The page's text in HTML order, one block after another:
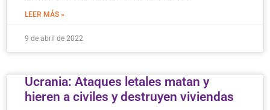
LEER MÁS »
9 de abril de 2022
Ucrania: Ataques letales matan y
hieren a civiles y destruyen viviendas